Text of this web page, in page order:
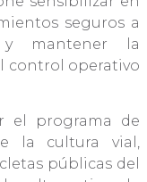
seguros a
mantener la
control operativo
el programa de
la cultura vial,
públicas del